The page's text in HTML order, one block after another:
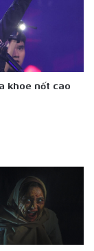
khoe nốt cao